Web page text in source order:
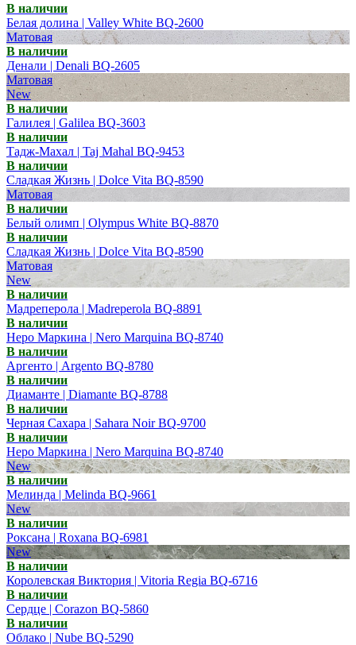
В наличии
Белая долина | Valley White BQ-2600
Матовая
В наличии
Денали | Denali BQ-2605
Матовая
New
В наличии
Галилея | Galilea BQ-3603
В наличии
Тадж-Махал | Taj Mahal BQ-9453
В наличии
Сладкая Жизнь | Dolce Vita BQ-8590
Матовая
В наличии
Белый олимп | Olympus White BQ-8870
В наличии
Сладкая Жизнь | Dolce Vita BQ-8590
Матовая
New
В наличии
Мадреперола | Madreperola BQ-8891
В наличии
Неро Маркина | Nero Marquina BQ-8740
В наличии
Аргенто | Argento BQ-8780
В наличии
Диаманте | Diamante BQ-8788
В наличии
Черная Сахара | Sahara Noir BQ-9700
В наличии
Неро Маркина | Nero Marquina BQ-8740
New
В наличии
Мелинда | Melinda BQ-9661
New
В наличии
Роксана | Roxana BQ-6981
New
В наличии
Королевская Виктория | Vitoria Regia BQ-6716
В наличии
Сердце | Corazon BQ-5860
В наличии
Облако | Nube BQ-5290